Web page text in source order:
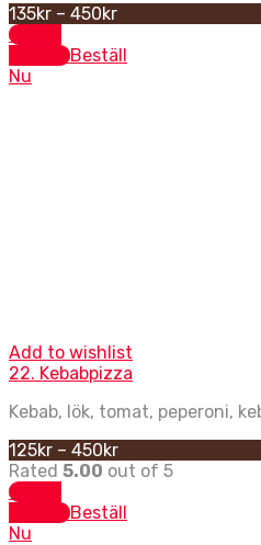
135kr – 450kr
Select
optionsBeställ
Nu
Add to wishlist
22. Kebabpizza
Kebab, lök, tomat, peperoni,
125kr – 450kr
Rated 5.00 out of 5
Select
optionsBeställ
Nu